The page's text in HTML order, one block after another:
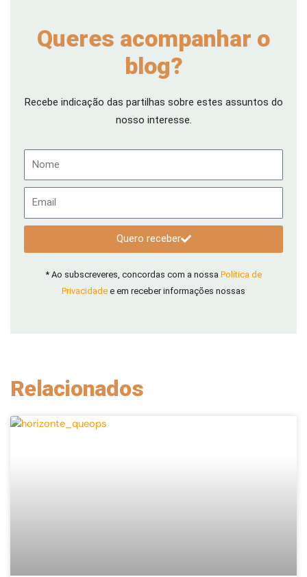
Queres acompanhar o
blog?
Recebe indicação das partilhas sobre estes assuntos do
nosso interesse.
Quero receber
* Ao subscreveres, concordas com a nossa Política de
Privacidade e em receber informações nossas
Relacionados